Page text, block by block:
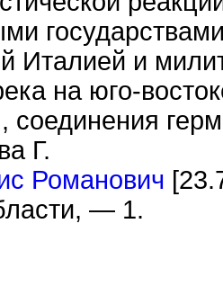
Италией и
на юго-
, соединения
Г.
Романович
— 1.